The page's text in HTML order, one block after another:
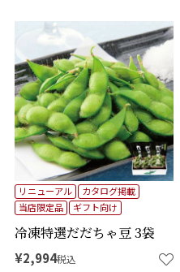
冷凍特選だだちゃ豆 3袋
リニューアル
カタログ掲載
当店限定品
ギフト向け
¥2,994税込